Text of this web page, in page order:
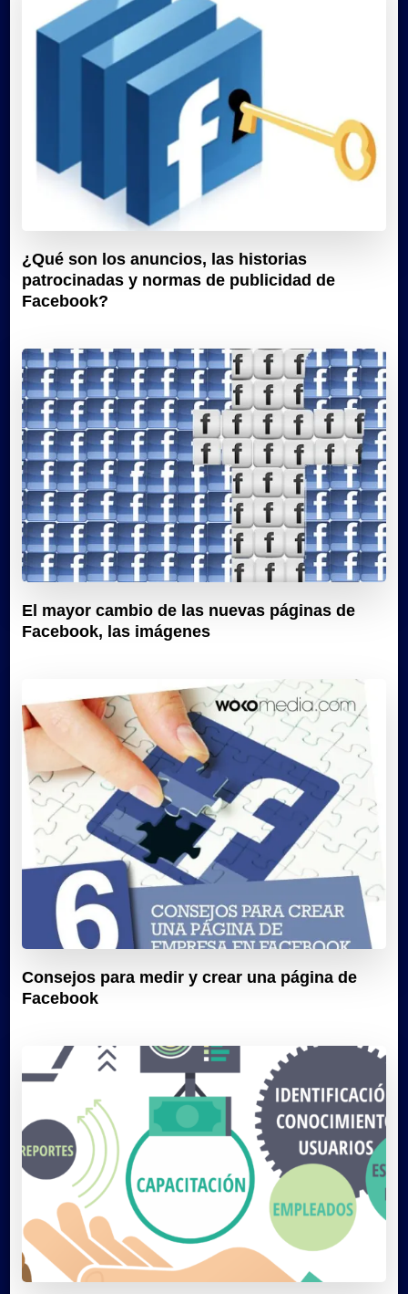
¿Qué son los anuncios, las historias
patrocinadas y normas de publicidad de
Facebook?
El mayor cambio de las nuevas páginas de
Facebook, las imágenes
Consejos para medir y crear una página de
Facebook